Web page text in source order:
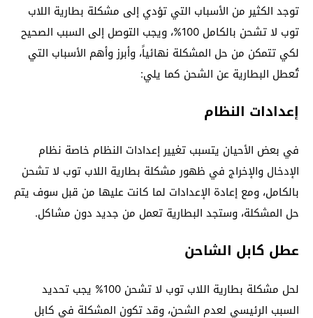
توجد الكثير من الأسباب التي تؤدي إلى مشكلة بطارية اللاب
توب لا تشحن بالكامل 100%، ويجب التوصل إلى السبب الصحيح
لكي تتمكن من حل المشكلة نهائياً، وأبرز وأهم الأسباب التي
تُعطل البطارية عن الشحن كما يلي:
إعدادات النظام
في بعض الأحيان يتسبب تغيير إعدادات النظام خاصة نظام
الإدخال والإخراج في ظهور مشكلة بطارية اللاب توب لا تشحن
بالكامل، ومع إعادة الإعدادات لما كانت عليها من قبل سوف يتم
حل المشكلة، وستجد البطارية تعمل من جديد دون مشاكل.
عطل كابل الشاحن
لحل مشكلة بطارية اللاب توب لا تشحن 100% يجب تحديد
السبب الرئيسي لعدم الشحن، وقد تكون المشكلة في كابل